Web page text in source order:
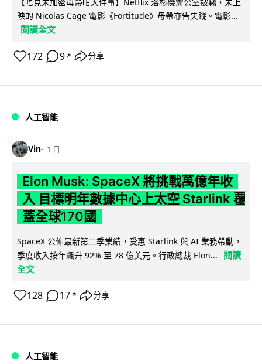
【唔見未加密母帶咁大件事】Netflix 洛杉磯辦公室被竊，未上
映的 Nicolas Cage 電影《Fortitude》母帶亦告失蹤。電影...
閱讀全文
172 9 ↗ 分享
人工智能
Vin 1 日
Elon Musk: SpaceX 將挑戰萬億年收
入 目標明年數據中心上太空 Starlink 覆
蓋全球170國
SpaceX 公佈最新第二季業績，受惠 Starlink 與 AI 業務帶動，
季度收入按年飆升 92% 至 78 億美元。行政總裁 Elon...
閱讀
全文
128 17 ↗ 分享
人工智能